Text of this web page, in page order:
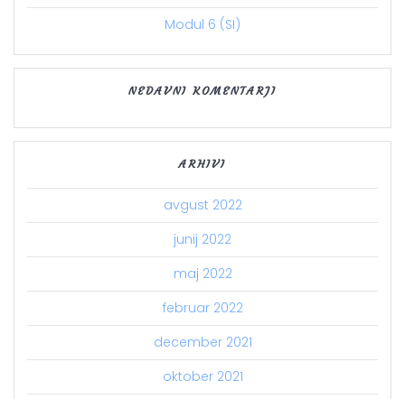
Modul 6 (SI)
NEDAVNI KOMENTARJI
ARHIVI
avgust 2022
junij 2022
maj 2022
februar 2022
december 2021
oktober 2021